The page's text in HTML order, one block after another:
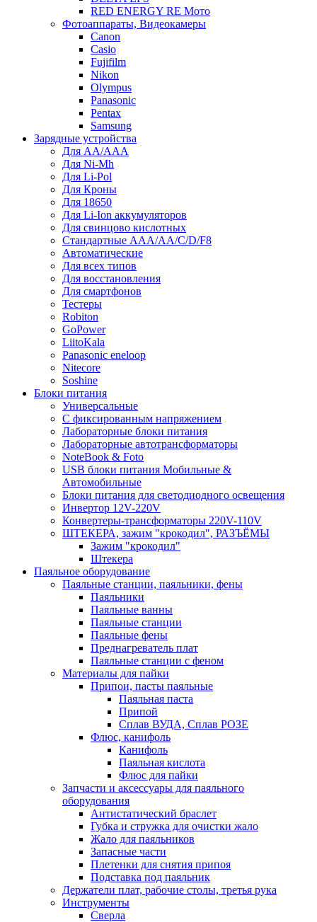
RED ENERGY RE Мото
Фотоаппараты, Видеокамеры
Canon
Casio
Fujifilm
Nikon
Olympus
Panasonic
Pentax
Samsung
Зарядные устройства
Для AA/AAA
Для Ni-Mh
Для Li-Pol
Для Кроны
Для 18650
Для Li-Ion аккумуляторов
Для свинцово кислотных
Стандартные ААА/АА/С/D/F8
Автоматические
Для всех типов
Для восстановления
Для смартфонов
Тестеры
Robiton
GoPower
LiitoKala
Panasonic eneloop
Nitecore
Soshine
Блоки питания
Универсальные
C фиксированным напряжением
Лабораторные блоки питания
Лабораторные автотрансформаторы
NoteBook & Foto
USB блоки питания Мобильные &
Автомобильные
Блоки питания для светодиодного освещения
Инвертор 12V-220V
Конвертеры-трансформаторы 220V-110V
ШТЕКЕРА, зажим "крокодил", РАЗЪЁМЫ
Зажим "крокодил"
Штекера
Паяльное оборудование
Паяльные станции, паяльники, фены
Паяльники
Паяльные ванны
Паяльные станции
Паяльные фены
Преднагреватель плат
Паяльные станции с феном
Материалы для пайки
Припои, пасты паяльные
Паяльная паста
Припой
Сплав ВУДА, Сплав РОЗЕ
Флюс, канифоль
Канифоль
Паяльная кислота
Флюс для пайки
Запчасти и аксессуары для паяльного
оборудования
Антистатический браслет
Губка и стружка для очистки жало
Жало для паяльников
Запасные части
Плетенки для снятия припоя
Подставка под паяльник
Держатели плат, рабочие столы, третья рука
Инструменты
Сверла